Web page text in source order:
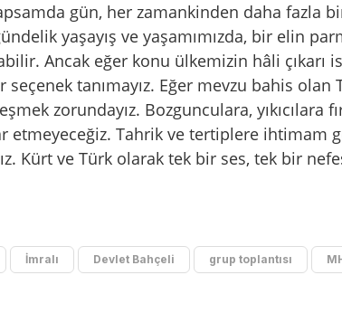
gün, her zamankinden daha fazla
yaşayış ve yaşamımızda, bir elin
Ancak eğer konu ülkemizin hâli çıkarı
tanımayız. Eğer mevzu bahis olan
zorundayız. Bozgunculara, yıkıcılara
etmeyeceğiz. Tahrik ve tertiplere ihtimam
Kürt ve Türk olarak tek bir ses, tek bir
İmralı Devlet Bahçeli grup toplantısı